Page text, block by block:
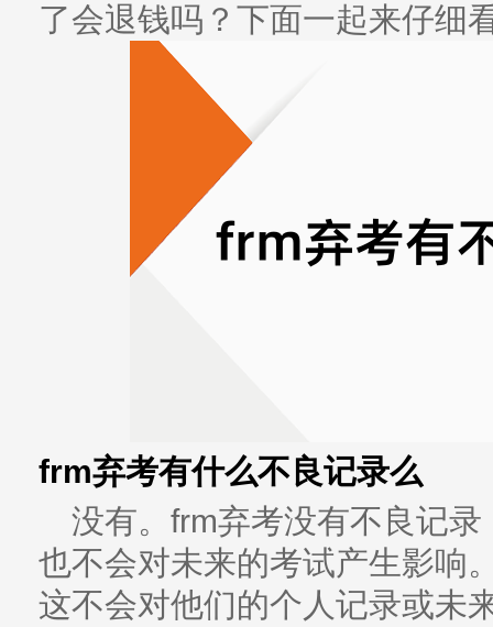
了会退钱吗？下面一起来仔细
frm弃考有什么不良记录么
没有。frm弃考没有不良记
也不会对未来的考试产生影响
这不会对他们的个人记录或未